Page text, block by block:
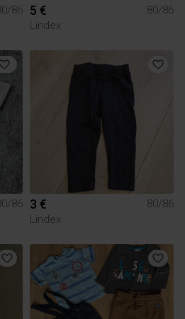
86
5 €
80/86
Lindex
86
3 €
80/86
Lindex